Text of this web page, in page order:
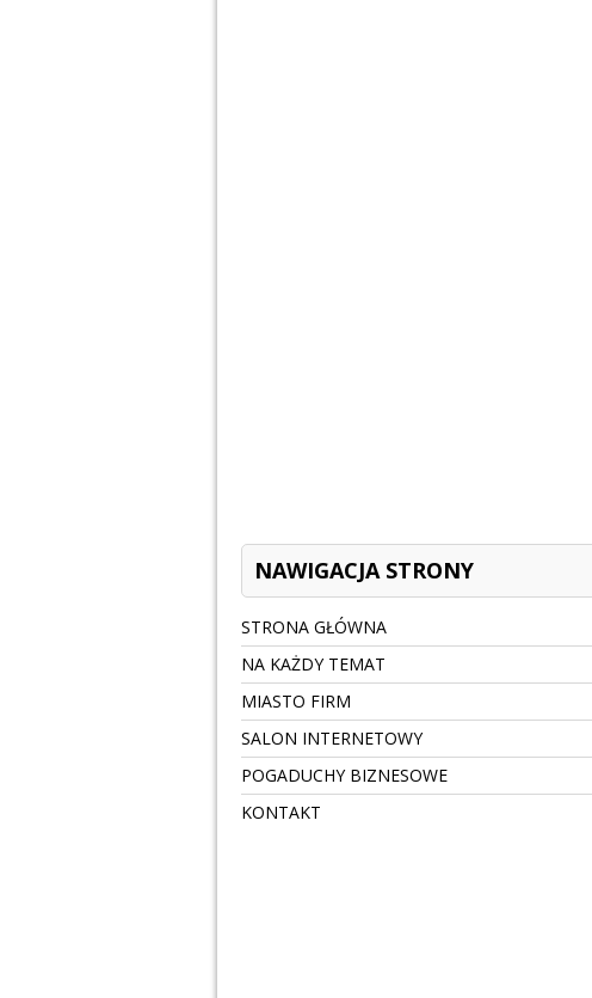
NAWIGACJA STRONY
STRONA GŁÓWNA
NA KAŻDY TEMAT
MIASTO FIRM
SALON INTERNETOWY
POGADUCHY BIZNESOWE
KONTAKT